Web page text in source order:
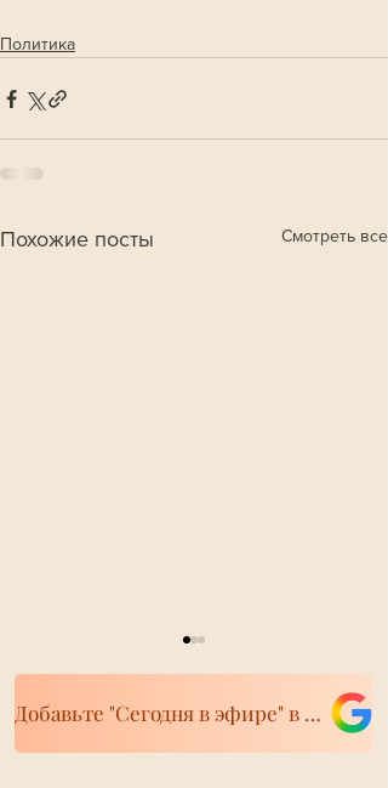
Политика
Похожие посты Смотреть все
Добавьте "Сегодня в эфире" в свои источники